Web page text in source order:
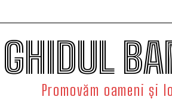
GHIDUL
Promovăm oameni și